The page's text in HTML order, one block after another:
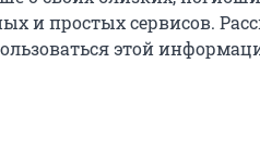
и простых сервисов.
этой